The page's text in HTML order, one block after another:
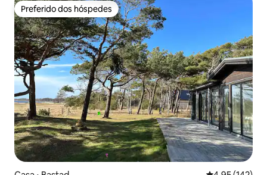
Preferido dos hóspedes
Preferido dos hóspedes